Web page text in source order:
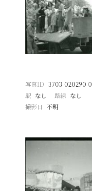
−
写真ID 3703-020290-0
駅 なし 路線 なし
撮影日 不明